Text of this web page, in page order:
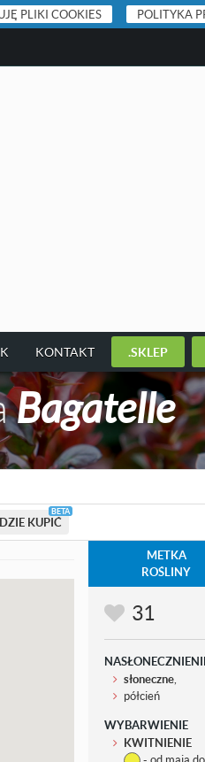
PLIKI COOKIES POLITYKA
KONTAKT .SKLEP
Bagatelle
KUPIĆ
METKA
ROŚLINY
31
słoneczne,
półcień
WYBARWIENIE
KWITNIENIE